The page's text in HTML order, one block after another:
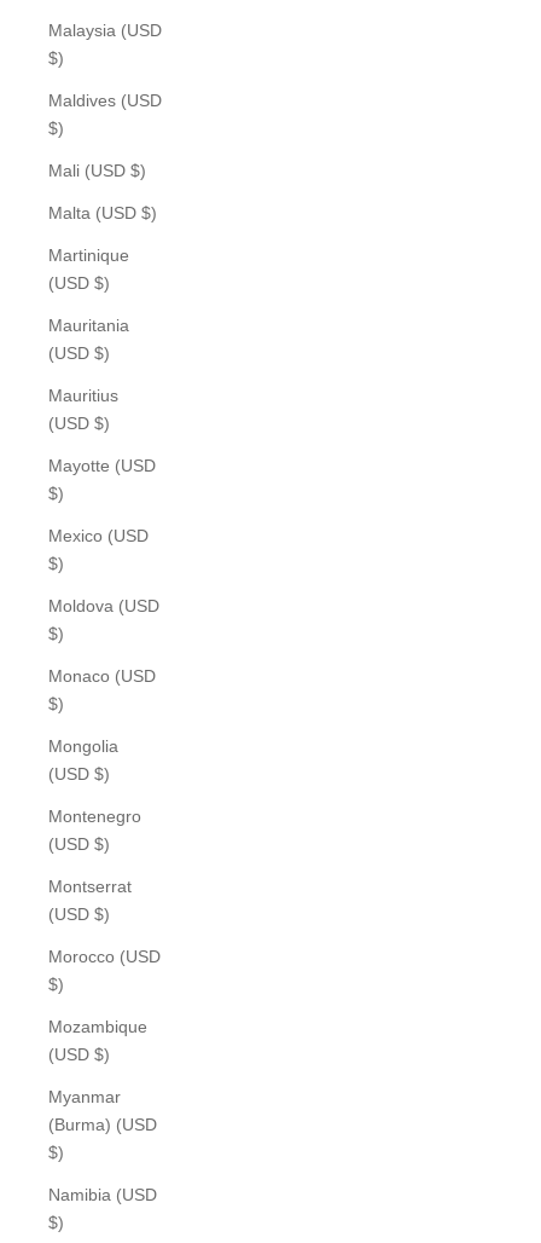
Malaysia (USD
$)
Maldives (USD
$)
Mali (USD $)
Malta (USD $)
Martinique
(USD $)
Mauritania
(USD $)
Mauritius
(USD $)
Mayotte (USD
$)
Mexico (USD
$)
Moldova (USD
$)
Monaco (USD
$)
Mongolia
(USD $)
Montenegro
(USD $)
Montserrat
(USD $)
Morocco (USD
$)
Mozambique
(USD $)
Myanmar
(Burma) (USD
$)
Namibia (USD
$)